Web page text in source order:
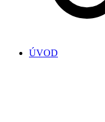
ÚVOD